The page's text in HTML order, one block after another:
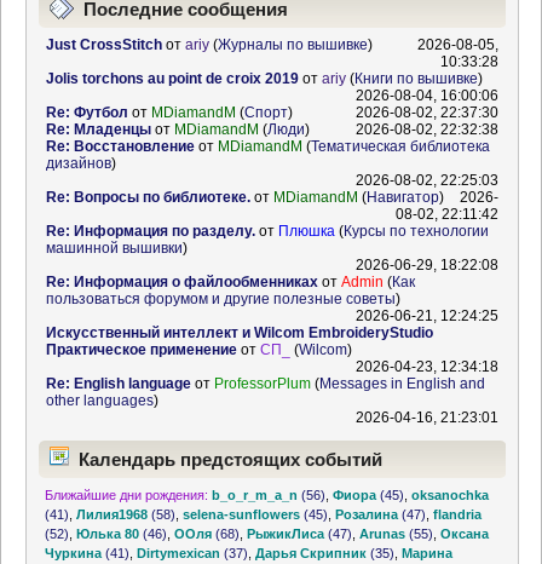
Информационный центр
Последние сообщения
Just CrossStitchот ariy(Журналы по вышивке)
2026-08-05,
10:33:28
Jolis torchons au point de croix 2019от ariy(Книги по вышивке)
2026-08-04, 16:00:06
Re: Футбол от MDiamandM (Спорт)
2026-08-02, 22:37:30
Re: Младенцыот MDiamandM (Люди)
2026-08-02, 22:32:38
Re: Восстановлениеот MDiamandM (Тематическая библиотека
дизайнов)
2026-08-02, 22:25:03
Re: Вопросы по библиотеке.от MDiamandM (Навигатор)
2026-
08-02, 22:11:42
Re: Информация по разделу.от Плюшка (Курсы по технологии
машинной вышивки)
2026-06-29, 18:22:08
Re: Информация о файлообменникахот Admin (Как
пользоваться форумом и другие полезные советы)
2026-06-21, 12:24:25
Искусственный интеллект и Wilcom EmbroideryStudio
Практическое применениеот СП_ (Wilcom)
2026-04-23, 12:34:18
Re: English languageот ProfessorPlum(Messages in English and
other languages)
2026-04-16, 21:23:01
Календарь предстоящих событий
Ближайшие дни рождения: b_o_r_m_a_n (56) ,Фиора (45) ,oksanochka
(41) ,Лилия1968 (58) ,selena-sunflowers (45) ,Розалина (47) ,flandria
(52) ,Юлька 80 (46) ,ООля (68) ,РыжикЛиса (47) ,Arunas (55) ,Оксана
Чуркина (41) ,Dirtymexican (37) ,Дарья Скрипник (35) ,Марина